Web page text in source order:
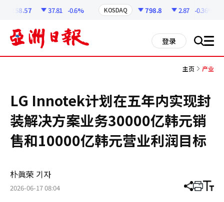
37.81 -0.6% KOSDAQ 798.8 2.87 -0.36%
登录 搜 all
主页 产业
LG Innotek计划在五年内实现封
装解决方案业务30000亿韩元销
售和10000亿韩元营业利润目标
朴眞荣 기자
2026-06-17 08:04 分 打 调